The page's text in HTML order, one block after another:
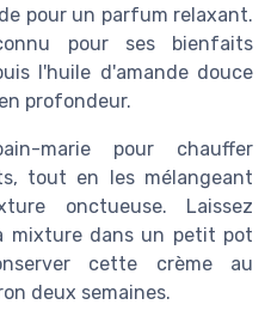
pour un parfum relaxant.
pour ses bienfaits
l'huile d'amande douce
profondeur.
marie pour chauffer
tout en les mélangeant
onctueuse. Laissez
mixture dans un petit pot
cette crème au
deux semaines.